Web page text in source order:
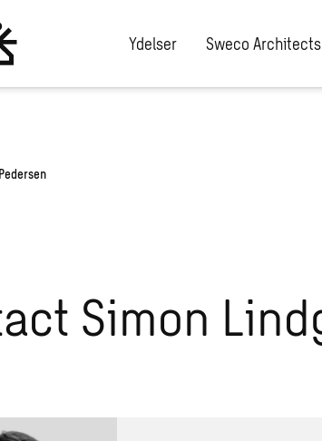
in
Ydelser Sweco Architects
Simon